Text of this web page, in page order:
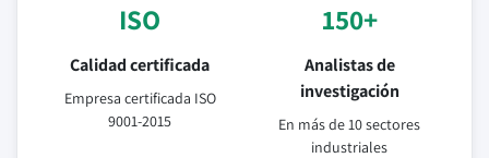
ISO
Calidad certificada
Empresa certificada ISO
9001-2015
150+
Analistas de
investigación
En más de 10 sectores
industriales